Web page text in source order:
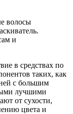
волосы
и
в средствах по
таких, как
с большим
лучшими
от сухости,
цвета и